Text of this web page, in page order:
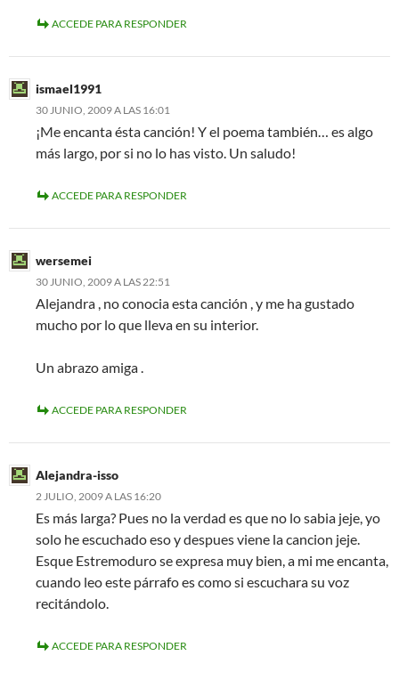
ACCEDE PARA RESPONDER
ismael1991
30 JUNIO, 2009 A LAS 16:01
¡Me encanta ésta canción! Y el poema también… es algo
más largo, por si no lo has visto. Un saludo!
ACCEDE PARA RESPONDER
wersemei
30 JUNIO, 2009 A LAS 22:51
Alejandra , no conocia esta canción , y me ha gustado
mucho por lo que lleva en su interior.
Un abrazo amiga .
ACCEDE PARA RESPONDER
Alejandra-isso
2 JULIO, 2009 A LAS 16:20
Es más larga? Pues no la verdad es que no lo sabia jeje, yo
solo he escuchado eso y despues viene la cancion jeje.
Esque Estremoduro se expresa muy bien, a mi me encanta,
cuando leo este párrafo es como si escuchara su voz
recitándolo.
ACCEDE PARA RESPONDER